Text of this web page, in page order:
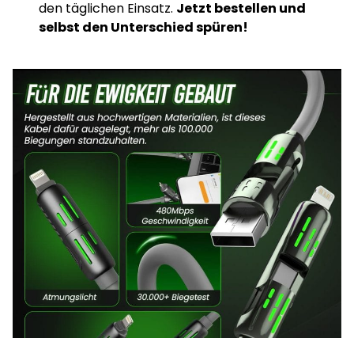
den täglichen Einsatz. Jetzt bestellen und
selbst den Unterschied spüren!